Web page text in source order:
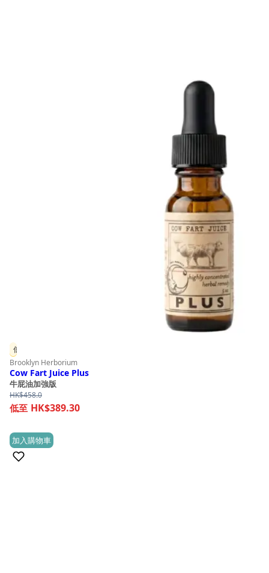
低至 85 折
Brooklyn Herborium
Cow Fart Juice Plus
牛屁油加強版
HK$458.0
HK$389.30
(0)
加入購物車